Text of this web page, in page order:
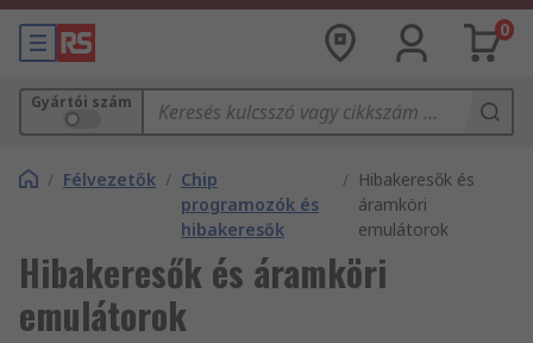
0
Gyártói szám
/ Félvezetők / Chip
programozók és
hibakeresők
/ Hibakeresők és
áramköri
emulátorok
Hibakeresők és áramköri
emulátorok